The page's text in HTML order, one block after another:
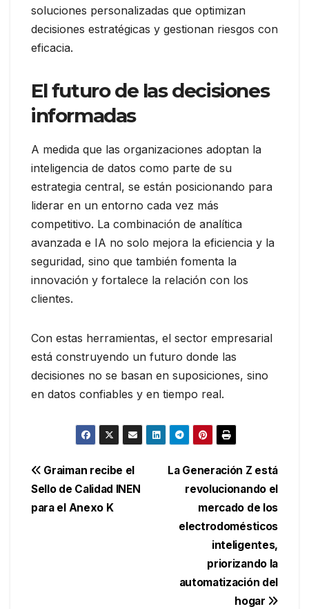
soluciones personalizadas que optimizan
decisiones estratégicas y gestionan riesgos con
eficacia.
El futuro de las decisiones
informadas
A medida que las organizaciones adoptan la
inteligencia de datos como parte de su
estrategia central, se están posicionando para
liderar en un entorno cada vez más
competitivo. La combinación de analítica
avanzada e IA no solo mejora la eficiencia y la
seguridad, sino que también fomenta la
innovación y fortalece la relación con los
clientes.
Con estas herramientas, el sector empresarial
está construyendo un futuro donde las
decisiones no se basan en suposiciones, sino
en datos confiables y en tiempo real.
Navegación
de
La Generación Z está
revolucionando el
mercado de los
electrodomésticos
inteligentes,
priorizando la
automatización del
hogar
Graiman recibe el
Sello de Calidad INEN
para el Anexo K